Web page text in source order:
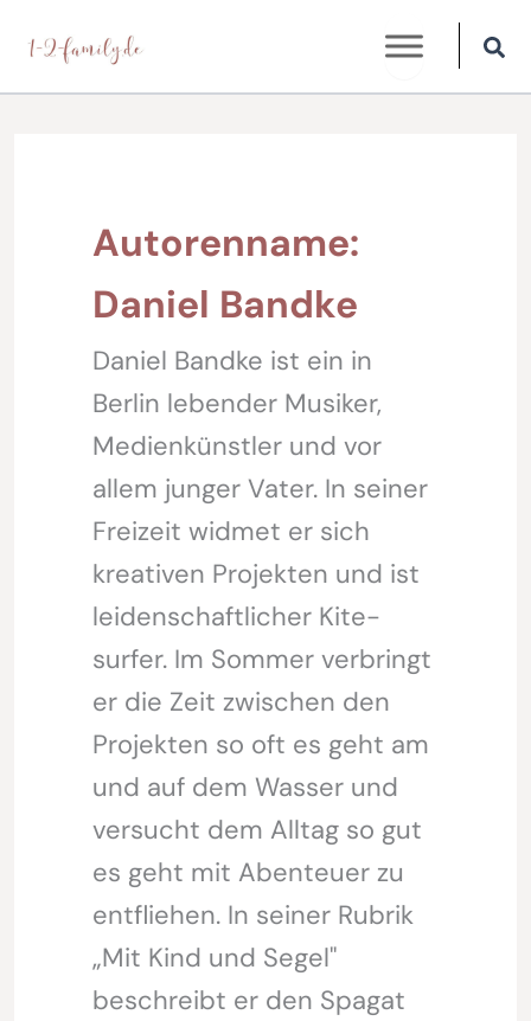
Inhalt
springen
Autorenname:
Daniel Bandke
Daniel Bandke ist ein in
Berlin lebender Musiker,
Medienkünstler und vor
allem junger Vater. In seiner
Freizeit widmet er sich
kreativen Projekten und ist
leidenschaftlicher Kite-
surfer. Im Sommer verbringt
er die Zeit zwischen den
Projekten so oft es geht am
und auf dem Wasser und
versucht dem Alltag so gut
es geht mit Abenteuer zu
entfliehen. In seiner Rubrik
„Mit Kind und Segel"
beschreibt er den Spagat